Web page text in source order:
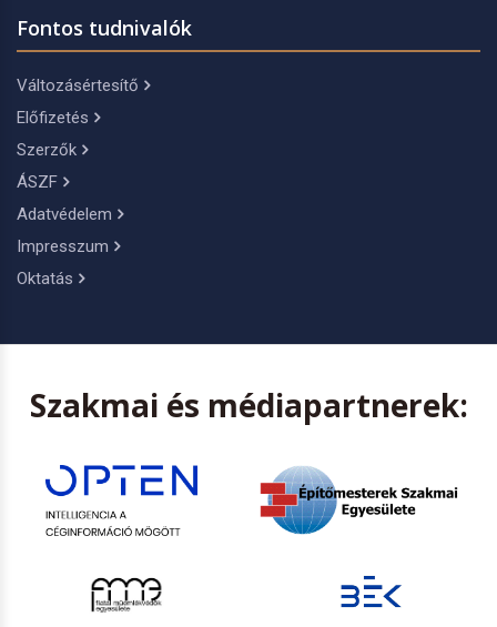
Fontos tudnivalók
Változásértesítő
Előfizetés
Szerzők
ÁSZF
Adatvédelem
Impresszum
Oktatás
Szakmai és médiapartnerek: